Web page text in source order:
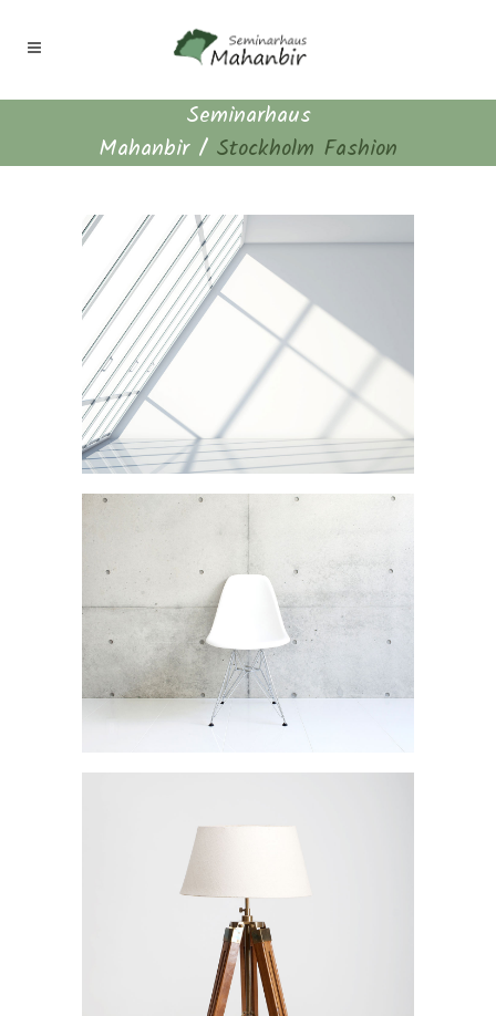
Seminarhaus
Mahanbir/ Stockholm Fashion